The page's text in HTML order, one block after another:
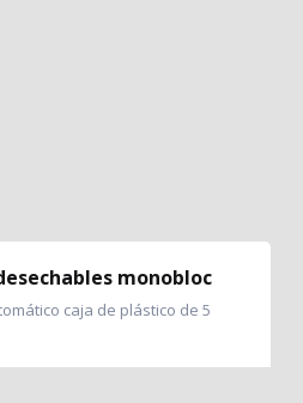
monobloc
caja de plástico de 5